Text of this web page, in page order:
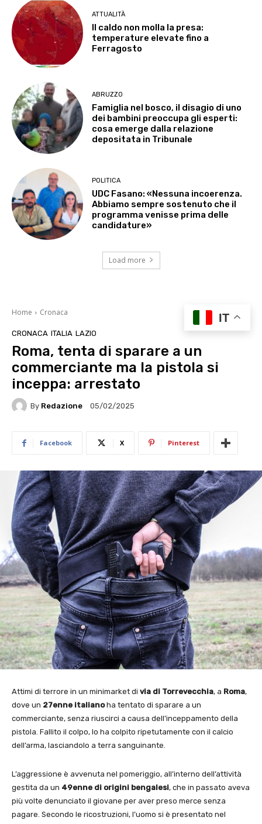
ATTUALITÀ
Il caldo non molla la presa:
temperature elevate fino a
Ferragosto
ABRUZZO
Famiglia nel bosco, il disagio di uno
dei bambini preoccupa gli esperti:
cosa emerge dalla relazione
depositata in Tribunale
POLITICA
UDC Fasano: «Nessuna incoerenza.
Abbiamo sempre sostenuto che il
programma venisse prima delle
candidature»
Load more